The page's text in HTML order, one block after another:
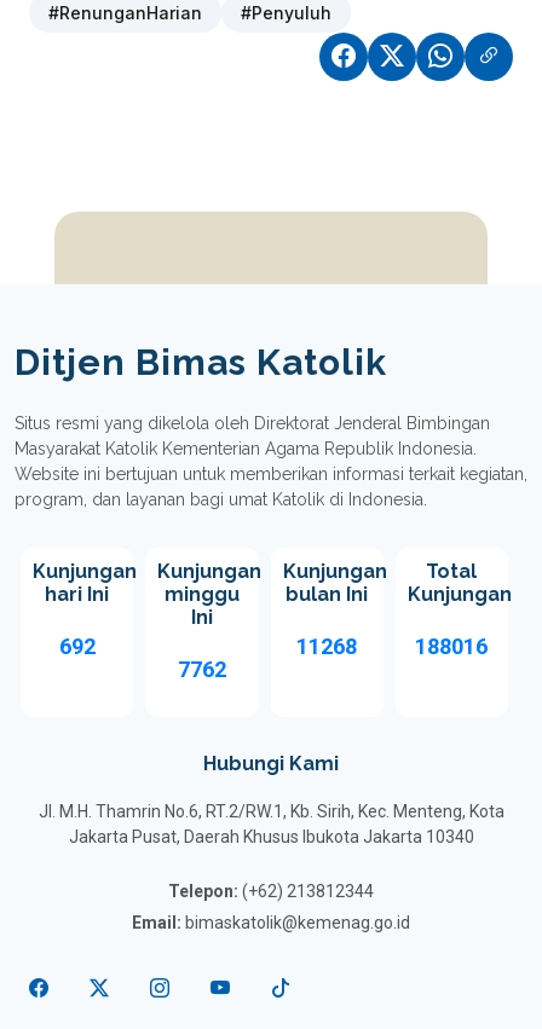
#RenunganHarian #Penyuluh
Ditjen Bimas Katolik
Situs resmi yang dikelola oleh Direktorat Jenderal Bimbingan
Masyarakat Katolik Kementerian Agama Republik Indonesia.
Website ini bertujuan untuk memberikan informasi terkait kegiatan,
program, dan layanan bagi umat Katolik di Indonesia.
Kunjungan
hari Ini
692
Kunjungan
minggu
Ini
7762
Kunjungan
bulan Ini
11268
Total
Kunjungan
188016
Hubungi Kami
Jl. M.H. Thamrin No.6, RT.2/RW.1, Kb. Sirih, Kec. Menteng, Kota
Jakarta Pusat, Daerah Khusus Ibukota Jakarta 10340
Telepon: (+62) 213812344
Email: bimaskatolik@kemenag.go.id